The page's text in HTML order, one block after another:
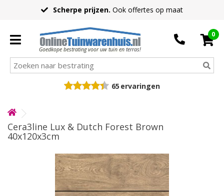
Scherpe prijzen. Ook offertes op maat
Goedkope bestrating voor uw tuin en terras!
0
65 ervaringen
Cera3line Lux & Dutch Forest Brown
40x120x3cm